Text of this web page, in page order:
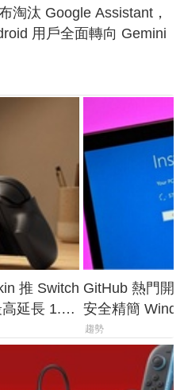
淘汰 Google Assistant，
用戶全面轉向 Gemini
推 Switch
延長 1.5
GitHub 熱門開
安全精簡
後台追蹤
趨勢